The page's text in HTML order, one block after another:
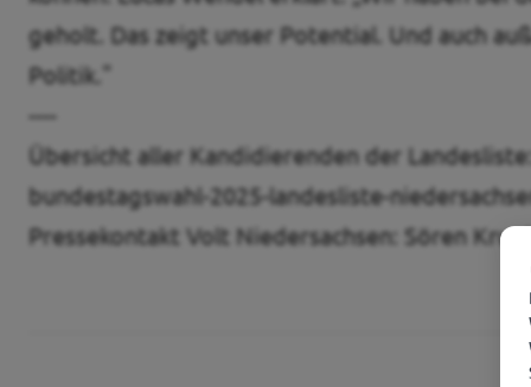
geholt. Das zeigt unser Potential. Und auch
Politik."
----
Übersicht aller Kandidierenden der Landesliste:
bundestagswahl-2025-landesliste-
Pressekontakt Volt Niedersachsen: Sören